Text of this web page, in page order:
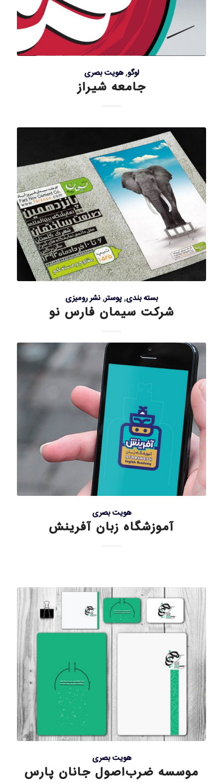
لوگو,هویت بصری
جامعه شیراز
بسته بندی,پوستر,نشر رومیزی
شرکت سیمان فارس نو
هویت بصری
آموزشگاه زبان آفرینش
هویت بصری
موسسه ضرب‌اصول جانان پارس